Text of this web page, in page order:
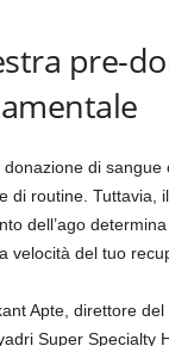
pre-
di sangue
di routine. Tuttavia,
dell’ago
velocità del tuo
Apte, direttore
Super Specialty